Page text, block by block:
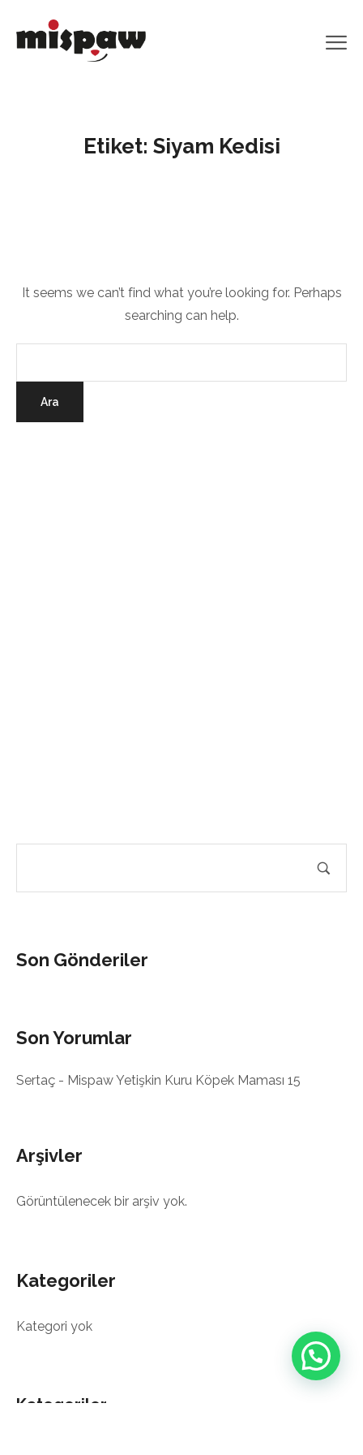
Etiket: Siyam Kedisi
Son Gönderiler
Son Yorumlar
Sertaç - Mispaw Yetişkin Kuru Köpek Maması 15
Arşivler
Görüntülenecek bir arşiv yok.
Kategoriler
Kategori yok
Kategoriler
It seems we can’t find what you’re looking for. Perhaps
searching can help.